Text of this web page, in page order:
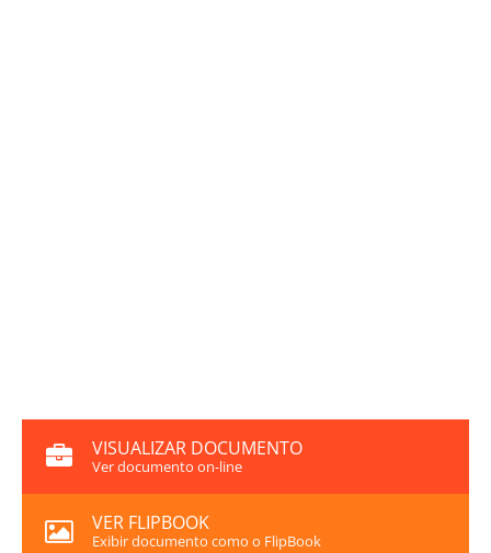
VISUALIZAR DOCUMENTO
Ver documento on-line
VER FLIPBOOK
Exibir documento como o FlipBook